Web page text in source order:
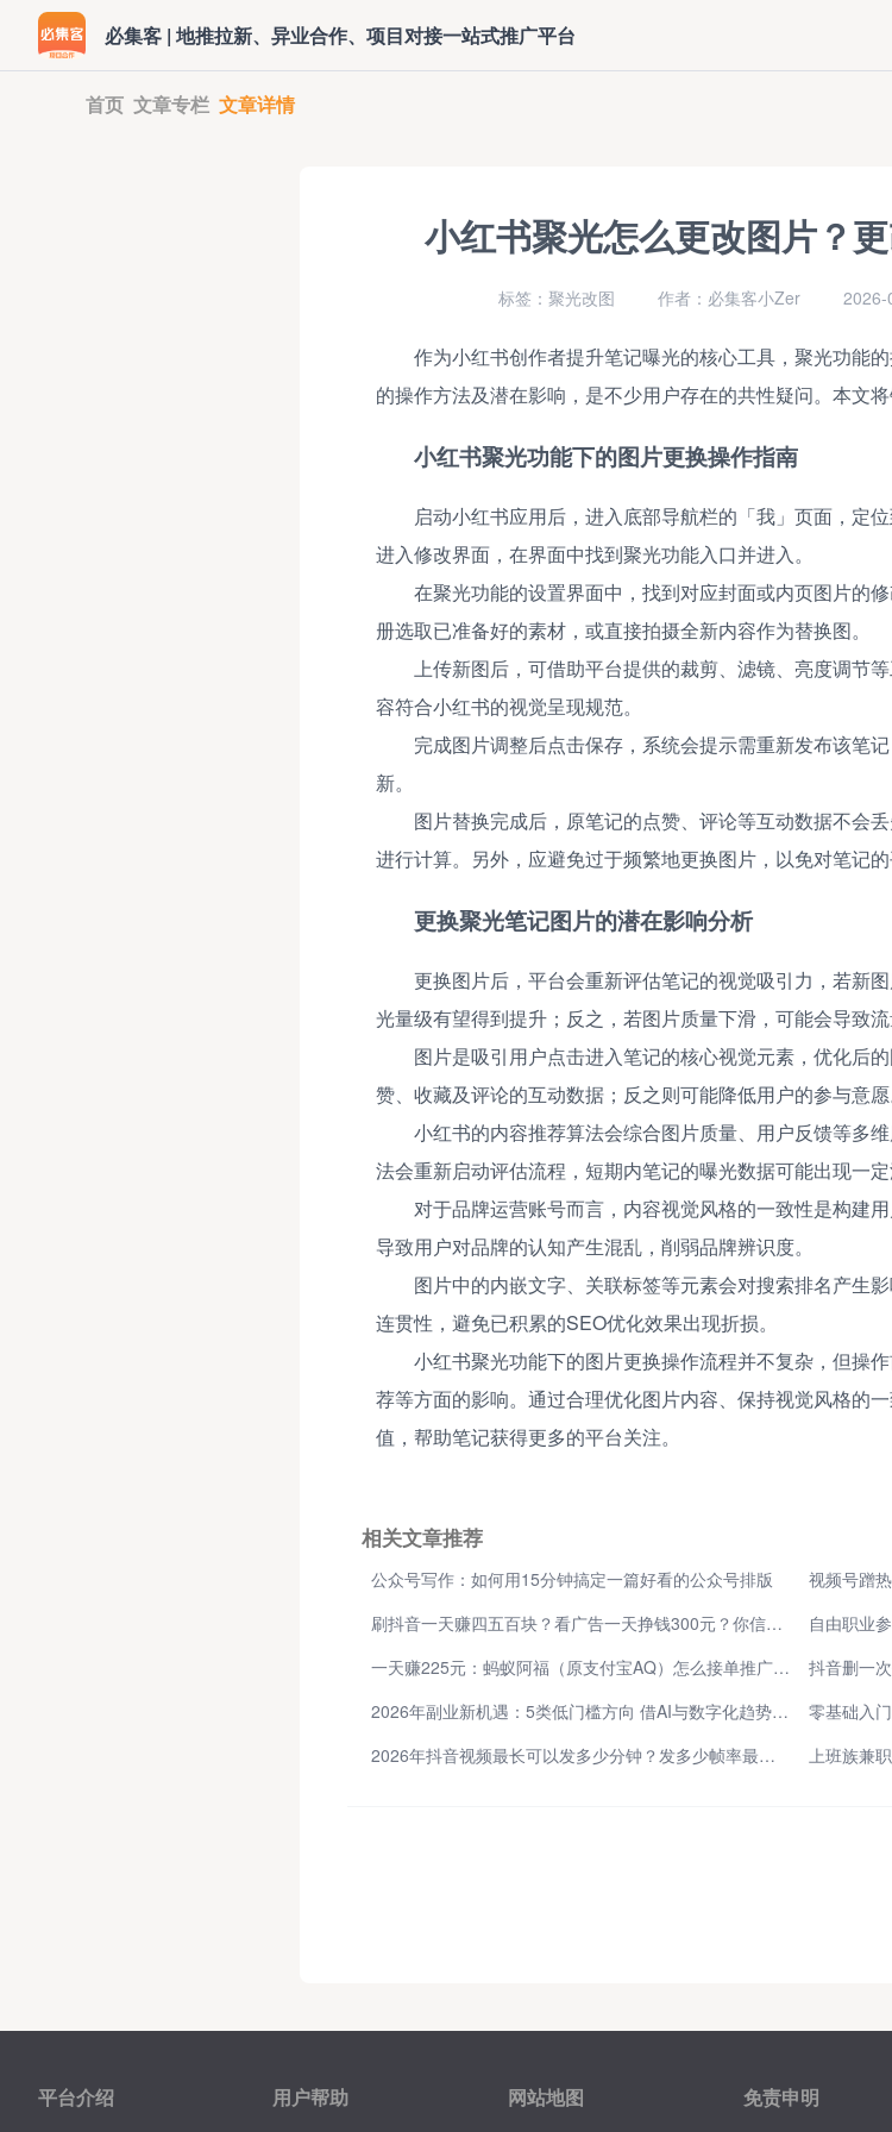
必集客 | 地推拉新、异业合作、项目对接一站式推广平台
首页 文章专栏 文章详情
小红书聚光怎么更改图片？
标签：聚光改图 作者：必集客小Zer 2026-
作为小红书创作者提升笔记曝光的核心工具，聚光功能
的操作方法及潜在影响，是不少用户存在的共性疑问。本文
小红书聚光功能下的图片更换操作指南
启动小红书应用后，进入底部导航栏的「我」页面，定
进入修改界面，在界面中找到聚光功能入口并进入。
在聚光功能的设置界面中，找到对应封面或内页图片的
册选取已准备好的素材，或直接拍摄全新内容作为替换图。
上传新图后，可借助平台提供的裁剪、滤镜、亮度调节
容符合小红书的视觉呈现规范。
完成图片调整后点击保存，系统会提示需重新发布该笔
新。
图片替换完成后，原笔记的点赞、评论等互动数据不会
进行计算。另外，应避免过于频繁地更换图片，以免对笔记的
更换聚光笔记图片的潜在影响分析
更换图片后，平台会重新评估笔记的视觉吸引力，若新
光量级有望得到提升；反之，若图片质量下滑，可能会导致流
图片是吸引用户点击进入笔记的核心视觉元素，优化后
赞、收藏及评论的互动数据；反之则可能降低用户的参与意愿
小红书的内容推荐算法会综合图片质量、用户反馈等多
法会重新启动评估流程，短期内笔记的曝光数据可能出现一定
对于品牌运营账号而言，内容视觉风格的一致性是构建
导致用户对品牌的认知产生混乱，削弱品牌辨识度。
图片中的内嵌文字、关联标签等元素会对搜索排名产生
连贯性，避免已积累的SEO优化效果出现折损。
小红书聚光功能下的图片更换操作流程并不复杂，但操
荐等方面的影响。通过合理优化图片内容、保持视觉风格的
值，帮助笔记获得更多的平台关注。
相关文章推荐
公众号写作：如何用15分钟搞定一篇好看的公众号排版
视频号蹭
刷抖音一天赚四五百块？看广告一天挣钱300元？你信吗？
一天赚225元：蚂蚁阿福（原支付宝AQ）怎么接单推广赚钱？除官方定向邀约外，还有必集客！
抖音删一
2026年副业新机遇：5类低门槛方向 借AI与数字化趋势开辟第二收入渠道
2026年抖音视频最长可以发多少分钟？发多少帧率最清晰？
平台介绍 用户帮助 网站地图 免责申明